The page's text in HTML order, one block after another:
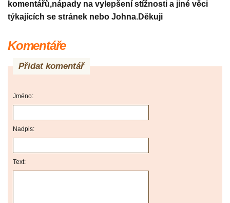
komentářů,nápady na vylepšení stížnosti a jiné věci
týkajících se stránek nebo Johna.Děkuji
Komentáře
Přidat komentář
Jméno:
Nadpis:
Text: